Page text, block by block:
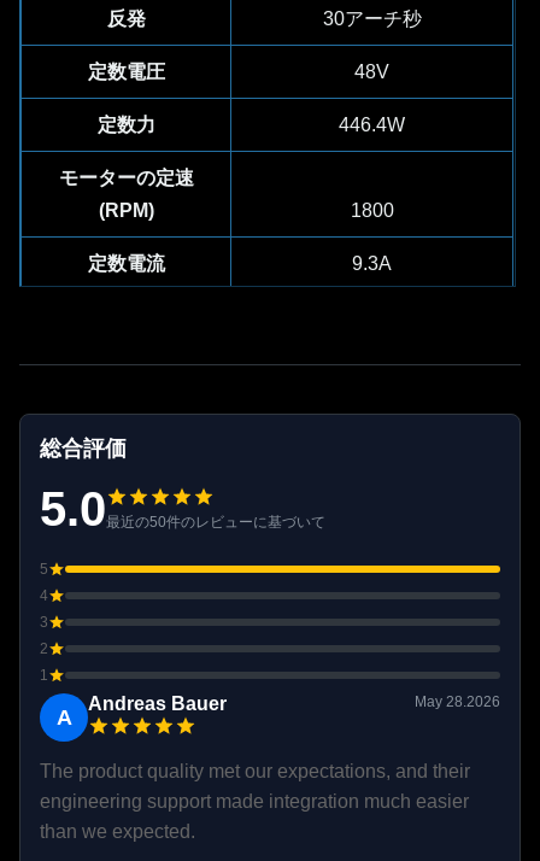
反発 30アーチ秒
定数電圧 48V
定数力 446.4W
モーターの定速
(RPM)
1800
定数電流 9.3A
デュアルエンコーダー,19ビ
通信プロトコル (オ
プション)
(電流/速度)
電流: 20KHz ベル: 10KHz
ブレーキ静止トルク 1.7Nm
ブレーキを離す時間 ≤100ms
ブレーキの取り込み
時間
≤50ms
ロボティクス の 応
総合評価
5.0最近の50件のレビューに基づいて
5
4
3
2
1
A
Andreas Bauer May 28.2026
The product quality met our expectations, and their
engineering support made integration much easier
than we expected.